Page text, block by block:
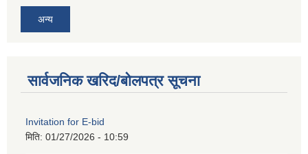
अन्य
सार्वजनिक खरिद/बोलपत्र सूचना
Invitation for E-bid
मिति: 01/27/2026 - 10:59